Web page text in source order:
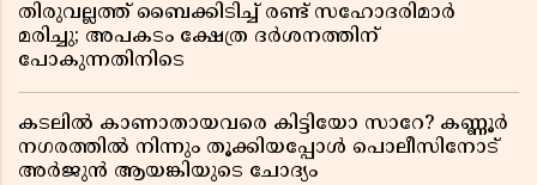
തിരുവല്ലത്ത് ബൈക്കിടിച്ച് രണ്ട് സഹോദരിമാർ
മരിച്ചു; അപകടം ക്ഷേത്ര ദർശനത്തിന്
പോകുന്നതിനിടെ
കടലിൽ കാണാതായവരെ കിട്ടിയോ സാറേ? കണ്ണൂർ
നഗരത്തിൽ നിന്നും തൂക്കിയപ്പോൾ പൊലീസിനോട്
അർജുൻ ആയങ്കിയുടെ ചോദ്യം